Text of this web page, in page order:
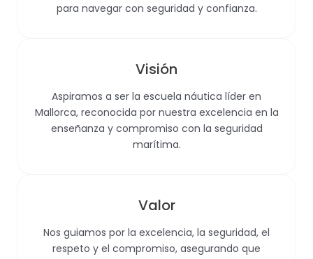
para navegar con seguridad y confianza.
Visión
Aspiramos a ser la escuela náutica líder en
Mallorca, reconocida por nuestra excelencia en la
enseñanza y compromiso con la seguridad
marítima.
Valor
Nos guiamos por la excelencia, la seguridad, el
respeto y el compromiso, asegurando que